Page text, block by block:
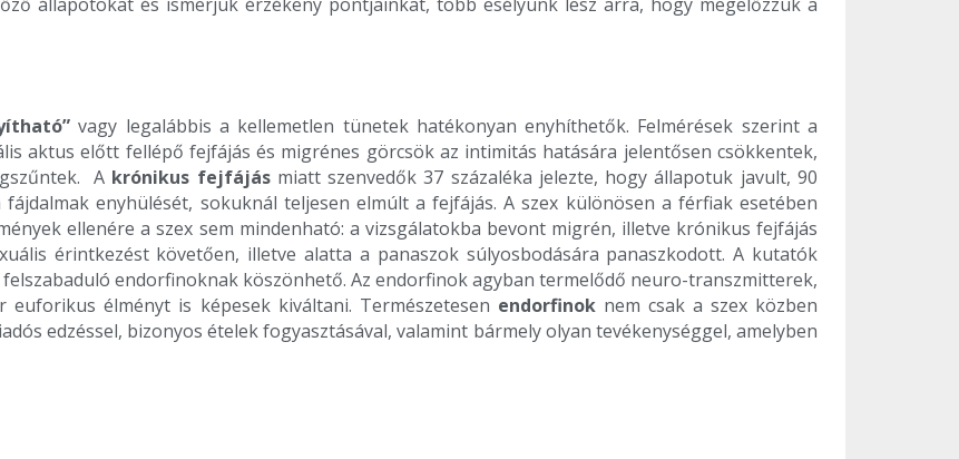
vagy legalábbis a kellemetlen tünetek hatékonyan enyhíthetők. Felmérések szerint a
aktus előtt fellépő fejfájás és migrénes görcsök az intimitás hatására jelentősen csökkentek,
A krónikus fejfájásmiatt szenvedők 37 százaléka jelezte, hogy állapotuk javult, 90
enyhülését, sokuknál teljesen elmúlt a fejfájás. A szex különösen a férfiak esetében
ellenére a szex sem mindenható: a vizsgálatokba bevont migrén, illetve krónikus fejfájás
érintkezést követően, illetve alatta a panaszok súlyosbodására panaszkodott. A kutatók
endorfinoknak köszönhető. Az endorfinok agyban termelődő neuro-transzmitterek,
élményt is képesek kiváltani. Természetesen endorfinok nem csak a szex közben
edzéssel, bizonyos ételek fogyasztásával, valamint bármely olyan tevékenységgel, amelyben